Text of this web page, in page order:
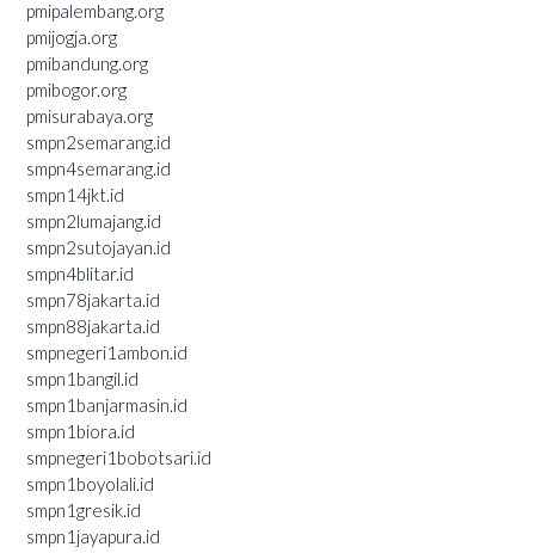
pmipalembang.org
pmijogja.org
pmibandung.org
pmibogor.org
pmisurabaya.org
smpn2semarang.id
smpn4semarang.id
smpn14jkt.id
smpn2lumajang.id
smpn2sutojayan.id
smpn4blitar.id
smpn78jakarta.id
smpn88jakarta.id
smpnegeri1ambon.id
smpn1bangil.id
smpn1banjarmasin.id
smpn1biora.id
smpnegeri1bobotsari.id
smpn1boyolali.id
smpn1gresik.id
smpn1jayapura.id